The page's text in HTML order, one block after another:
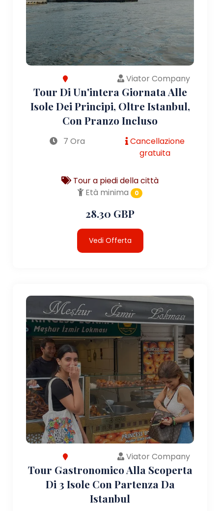
Viator Company
Tour Di Un'intera Giornata Alle
Isole Dei Principi, Oltre Istanbul,
Con Pranzo Incluso
7 Ora
Cancellazione
gratuita
Tour a piedi della città
Età minima
0
28.30 GBP
Vedi Offerta
Viator Company
Tour Gastronomico Alla Scoperta
Di 3 Isole Con Partenza Da
Istanbul